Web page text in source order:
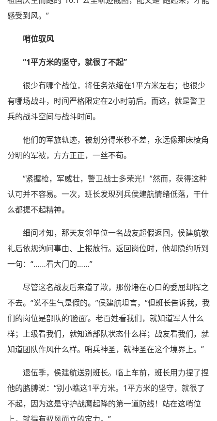
感受到风。”
哨位驭风
“1平方米的坚守，就很了不起”
很少有哪个战位，将任务浓缩在1平方米左右；也很少
有哪场战斗，时间严格限定在2小时前后。而这，就是警卫
兵的战斗空间与战斗时间。
他们的军旅轨迹，被划分得米秒不差，永远像那床棱角
分明的军被，方方正正，一丝不苟。
“紧握枪，军威壮，警卫战士多荣光！”然而，获得这种
认可并不容易。一次，班长发现列兵侯建航情绪低落，干什
么都提不起精神。
细问才知，那天友邻单位一名战友超假返回，侯建航敬
礼后依规询问事由、上报放行。返回岗位时，他却隐约听到
一句：“……看大门的……”
尽管这名战友后来道了歉，那份堵在心口的委屈却挥之
不去。“说不生气是假的。”侯建航坦言，“但班长告诉我，我
们的岗位是部队的‘脸面’。老百姓看我们，就知道军人什么
样；上级看我们，就知道部队状态什么样；战友看我们，就
知道团队作风什么样。哨兵神圣，就神圣在这个境界上。”
退伍季，侯建航送别班长。临上车前，班长用力捏了捏
他的胳膊说：“别小瞧这1平方米。1平方米的坚守，就很了
不起，因为这是守护战鹰起降的第一道防线！站在这哨位